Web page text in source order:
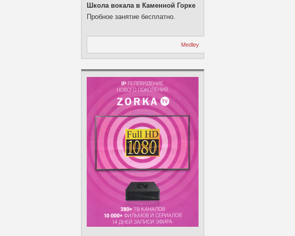
Школа вокала в Каменной Горке
Пробное занятие бесплатно.
Medley